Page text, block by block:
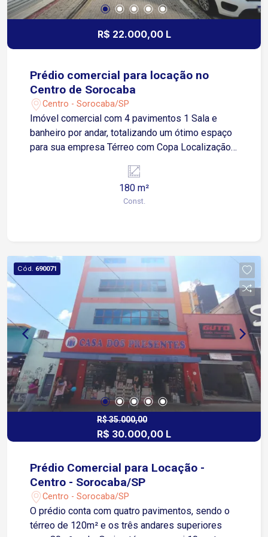
R$ 22.000,00 L
Prédio comercial para locação no
Centro de Sorocaba
Centro - Sorocaba/SP
Imóvel comercial com 4 pavimentos 1 Sala e
banheiro por andar, totalizando um ótimo espaço
para sua empresa Térreo com Copa Localização:
acesso às Avenidas São Paulo, Afonso Vergueiro
e Dom Aguirre Região com grande fluxo de
180 m²
Const.
Cód. 690071
R$ 35.000,00
R$ 30.000,00 L
Prédio Comercial para Locação -
Centro - Sorocaba/SP
Centro - Sorocaba/SP
O prédio conta com quatro pavimentos, sendo o
térreo de 120m² e os três andares superiores